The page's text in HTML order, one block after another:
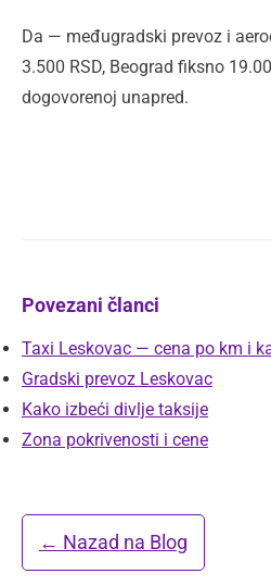
Da — međugradski prevoz i
3.500 RSD, Beograd fiksno
dogovorenoj unapred.
Povezani članci
Taxi Leskovac — cena po km i
Gradski prevoz Leskovac
Kako izbeći divlje taksije
Zona pokrivenosti i cene
← Nazad na Blog